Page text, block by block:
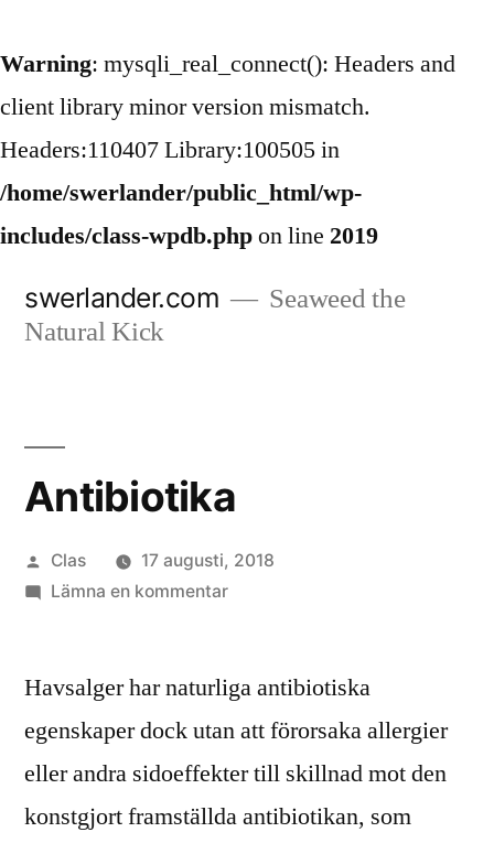
Warning: mysqli_real_connect(): Headers and
client library minor version mismatch.
Headers:110407 Library:100505 in
/home/swerlander/public_html/wp-
includes/class-wpdb.phpon line 2019
till
swerlander.com
Seaweed the
Natural Kick
Antibiotika
Publicerat
av
Clas
17 augusti, 2018
Lämna en kommentartill
Havsalger har naturliga antibiotiska
egenskaper dock utan att förorsaka allergier
eller andra sidoeffekter till skillnad mot den
konstgjort framställda antibiotikan, som